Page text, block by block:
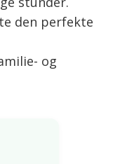
den perfekte
og